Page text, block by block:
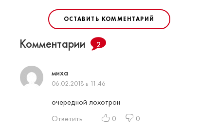
ОСТАВИТЬ КОММЕНТАРИЙ
Комментарии 2
миха
06.02.2018 в 11:46
очередной лохотрон
Ответить
0 0